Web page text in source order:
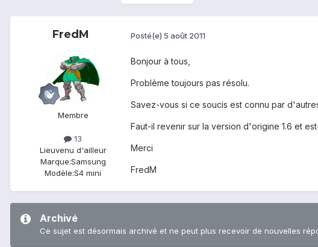
FredM
Membre
13
Lieuvenu d'ailleur
Marque:Samsung
Modèle:S4 mini
Posté(e) 5 août 2011
Bonjour à tous,
Problème toujours pas résolu.
Savez-vous si ce soucis est connu par
Faut-il revenir sur la version d'origine 1.6 et
Merci
FredM
Archivé
Ce sujet est désormais archivé et ne peut plus recevoir de nouvelles